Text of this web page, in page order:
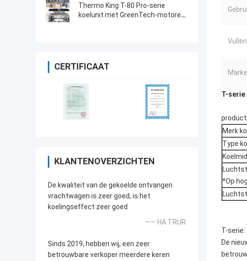
Thermo King T-80 Pro-serie
koelunit met GreenTech-motoren
CERTIFICAAT
KLANTENOVERZICHTEN
De kwaliteit van de gekoelde ontvangen
vrachtwagen is zeer goed, is het
koelingseffect zeer goed
—— HA TRUR
Sinds 2019, hebben wij, een zeer
betrouwbare verkoper meerdere keren
T-serie
Merk
Type
*Op
T-serie:
De